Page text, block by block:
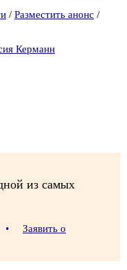
/ Разместить анонс /
Керманн
из самых
•
Заявить о